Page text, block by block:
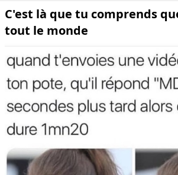
C'est là que tu comprends
tout le monde